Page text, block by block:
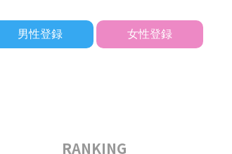
男性登録 女性登録